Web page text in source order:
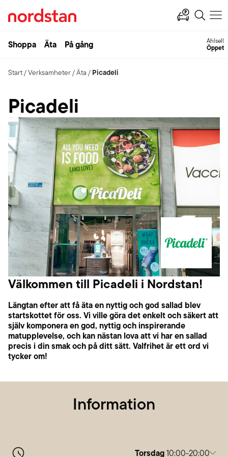
Shoppa Äta På gång Ahlsell
Öppet
Start/Verksamheter/Äta / Picadeli
Picadeli
Välkommen till Picadeli i Nordstan!
Längtan efter att få äta en nyttig och god sallad blev
startskottet för oss. Vi ville göra det enkelt och säkert att
själv komponera en god, nyttig och inspirerande
matupplevelse, och kan nästan lova att vi har en sallad
precis i din smak och på ditt sätt. Valfrihet är ett ord vi
tycker om!
Information
Torsdag10:00-20:00